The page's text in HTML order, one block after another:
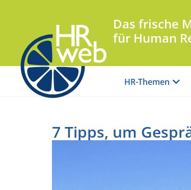
Das frische
für Human
HR-Themen
7 Tipps, um